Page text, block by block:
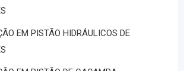
EM PISTÃO HIDRÁULICOS DE